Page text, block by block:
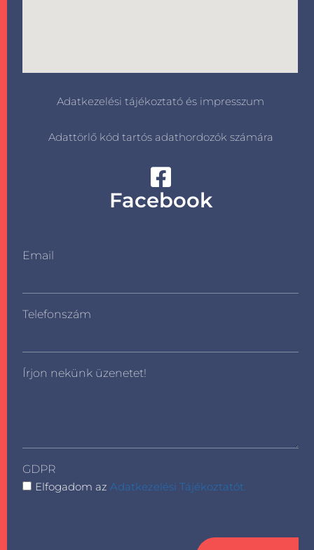
Adatkezelési tájékoztató és impresszum
Adattörlő kód tartós adathordozók számára
Facebook
Email
Telefonszám
Írjon nekünk üzenetet!
GDPR
Elfogadom azAdatkezelési Tájékoztatót.